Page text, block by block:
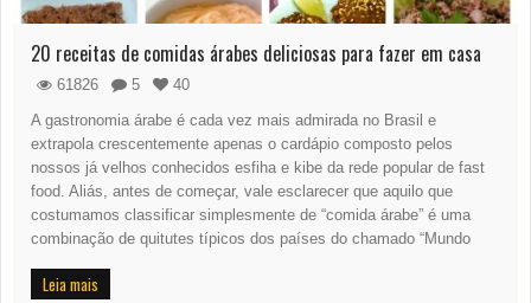
20 receitas de comidas árabes deliciosas para fazer em casa
61826 5
40
A gastronomia árabe é cada vez mais admirada no Brasil e
extrapola crescentemente apenas o cardápio composto pelos
nossos já velhos conhecidos esfiha e kibe da rede popular de fast
food. Aliás, antes de começar, vale esclarecer que aquilo que
costumamos classificar simplesmente de “comida árabe” é uma
combinação de quitutes típicos dos países do chamado “Mundo
Leia mais